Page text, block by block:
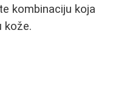
kombinaciju koja
kože.